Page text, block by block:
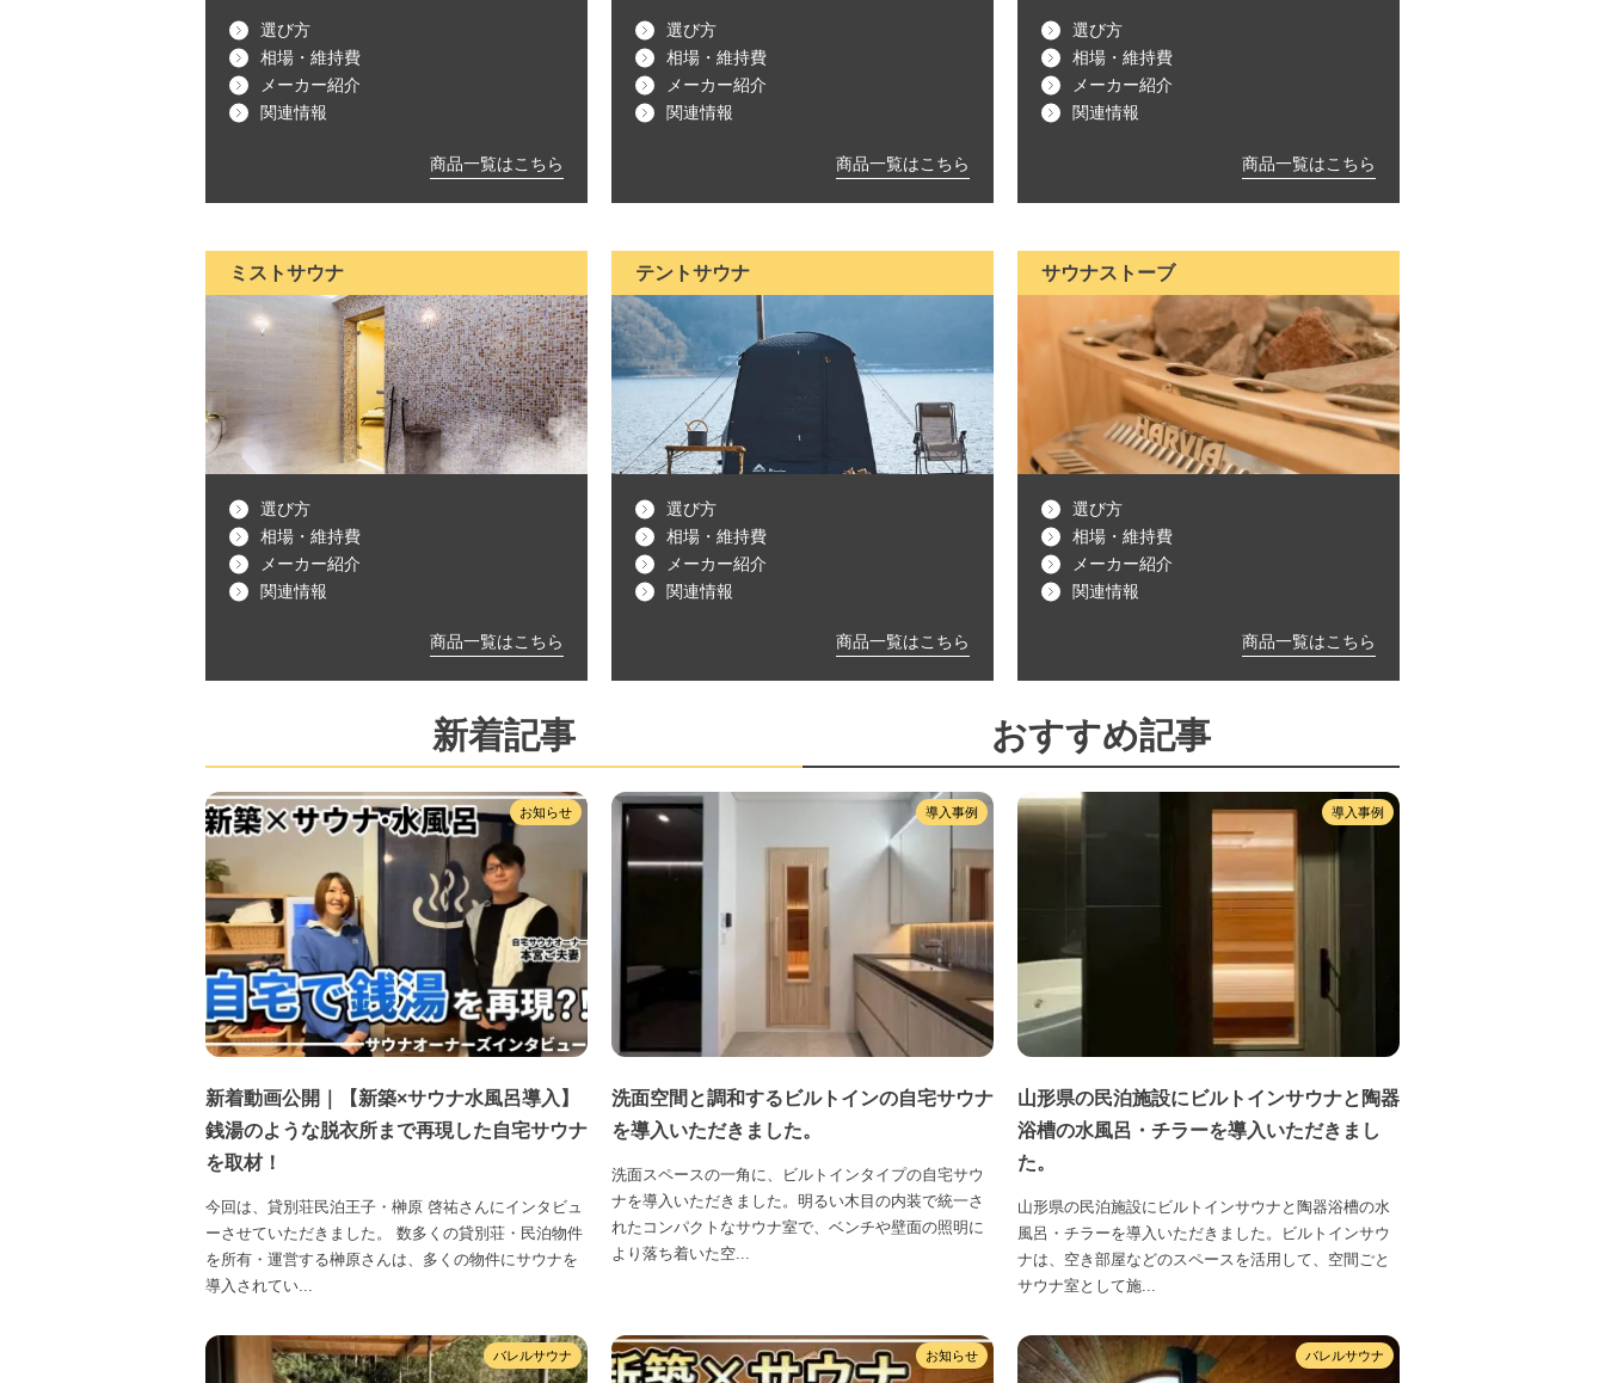
選び方
相場・維持費
メーカー紹介
関連情報
商品一覧はこちら
選び方
相場・維持費
メーカー紹介
関連情報
商品一覧はこちら
選び方
相場・維持費
メーカー紹介
関連情報
商品一覧はこちら
ミストサウナ
選び方
相場・維持費
メーカー紹介
関連情報
商品一覧はこちら
テントサウナ
選び方
相場・維持費
メーカー紹介
関連情報
商品一覧はこちら
サウナストーブ
選び方
相場・維持費
メーカー紹介
関連情報
商品一覧はこちら
新着記事 おすすめ記事
お知らせ
新着動画公開｜【新築×サウナ水風呂導入】
銭湯のような脱衣所まで再現した自宅サウナ
を取材！
今回は、貸別荘民泊王子・榊原 啓祐さんにインタビュ
ーさせていただきました。 数多くの貸別荘・民泊物件
を所有・運営する榊原さんは、多くの物件にサウナを
導入されてい...
導入事例
洗面空間と調和するビルトインの自宅サウナ
を導入いただきました。
洗面スペースの一角に、ビルトインタイプの自宅サウ
ナを導入いただきました。明るい木目の内装で統一さ
れたコンパクトなサウナ室で、ベンチや壁面の照明に
より落ち着いた空...
導入事例
山形県の民泊施設にビルトインサウナと陶器
浴槽の水風呂・チラーを導入いただきまし
た。
山形県の民泊施設にビルトインサウナと陶器浴槽の水
風呂・チラーを導入いただきました。ビルトインサウ
ナは、空き部屋などのスペースを活用して、空間ごと
サウナ室として施...
バレルサウナ お知らせ バレルサウナ